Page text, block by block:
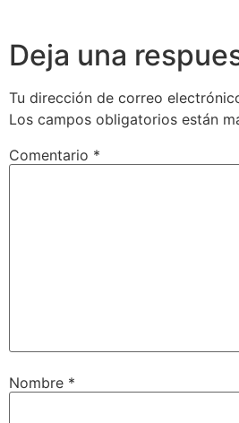
Deja una
Tu dirección de correo
Los campos obligatorios están
Comentario *
Nombre *